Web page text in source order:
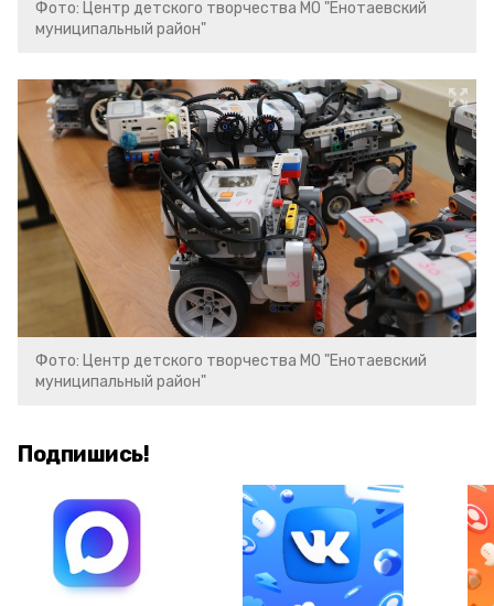
Фото: Центр детского творчества МО "Енотаевский
муниципальный район"
Фото: Центр детского творчества МО "Енотаевский
муниципальный район"
Подпишись!